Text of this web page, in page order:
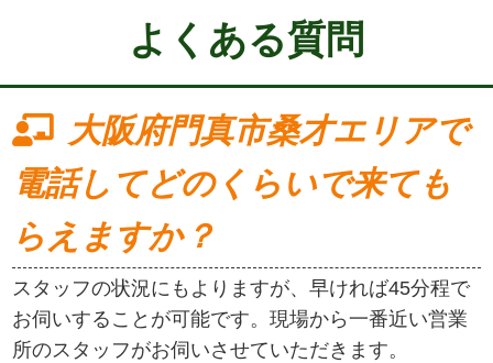
よくある質問
大阪府門真市桑才エリアで
電話してどのくらいで来ても
らえますか？
スタッフの状況にもよりますが、早ければ45分程で
お伺いすることが可能です。現場から一番近い営業
所のスタッフがお伺いさせていただきます。